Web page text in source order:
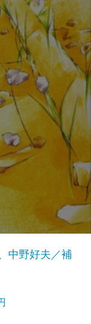
中野好夫／補